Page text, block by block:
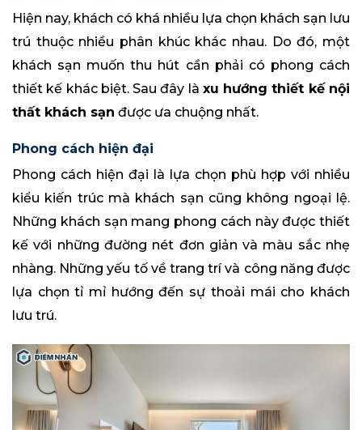
Hiện nay, khách có khá nhiều lựa chọn khách sạn lưu
trú thuộc nhiều phân khúc khác nhau. Do đó, một
khách sạn muốn thu hút cần phải có phong cách
thiết kế khác biệt. Sau đây là xu hướng thiết kế nội
thất khách sạn được ưa chuộng nhất.
Phong cách hiện đại
Phong cách hiện đại là lựa chọn phù hợp với nhiều
kiểu kiến trúc mà khách sạn cũng không ngoại lệ.
Những khách sạn mang phong cách này được thiết
kế với những đường nét đơn giản và màu sắc nhẹ
nhàng. Những yếu tố về trang trí và công năng được
lựa chọn tỉ mỉ hướng đến sự thoải mái cho khách
lưu trú.